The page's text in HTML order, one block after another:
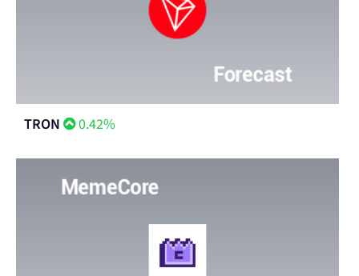
TRON 0.42%